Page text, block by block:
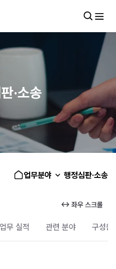
·소송
업무분야 행정심판·소송
↔ 좌우 스크롤
무 실적 관련 분야 구성원